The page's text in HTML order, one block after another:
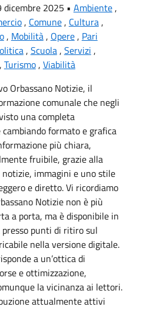
2025 • Ambiente,
, Comune, Cultura,
, Mobilità, Opere, Pari
, Scuola, Servizi ,
Turismo, Viabilità
Orbassano Notizie, il
comunale che negli
una completa
formato e grafica
più chiara,
fruibile, grazie alla
notizie, immagini e uno stile
e diretto. Vi ricordiamo
Notizie non è più
a porta, ma è disponibile in
punti di ritiro sul
nella versione digitale.
a un’ottica di
e ottimizzazione,
la vicinanza ai lettori.
attualmente attivi